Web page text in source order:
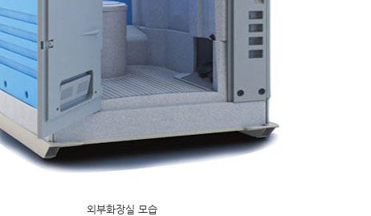
외부화장실 모습